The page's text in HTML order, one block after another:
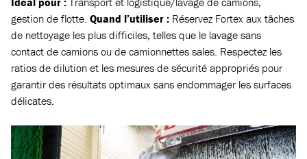
gestion de flotte. Quand l’utiliser : Réservez Fortex aux tâches
de nettoyage les plus difficiles, telles que le lavage sans
contact de camions ou de camionnettes sales. Respectez les
ratios de dilution et les mesures de sécurité appropriés pour
garantir des résultats optimaux sans endommager les surfaces
délicates.